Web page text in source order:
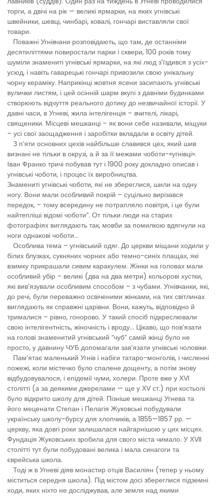
торги, а двічі на рік — великі ярмарки, на яких угнівські
швейники, шевці, чинбарі, ковалі, гончарі виставляли свої
товари.
Поважні Угнівчани розповідають, що там, де останніми
десятиліттями повиростали парки і сквери, 100 років тому
шуміли знамениті угнівські ярмарки, на які люд з’їздився з усіх-
усюд, і навіть гаварецькі гончарі привозили свою унікальну
чорну кераміку. Наприкінці жовтня ясени засипають угнівські
вулички листям, і цей осінній шарм вкупі з давніми будинками
створюють відчуття реального дотику до незвичайної історії. У
давні часи, в Угневі, жила інтелігенція – вчителі, лікарі,
священики. Місцеві мешканці – як вони себе називали, міщуки
– усі свої заощадження і заробітки вкладали в освіту дітей.
З п’яти основних цехів найбільше славився цех, який шив
визнані не тільки в окрузі, а й за її межами чоботи-«угнівці».
Іван Франко тричі побував тут і 1900 року докладно описав і
угнівські чоботи, і процес їх виробництва.
Знамениті угнівські чоботи, які не збереглися, шили на одну
ногу. Вони мали особливий покрій – суцільно вирізався
передок, – тому всередину не потрапляло повітря, і це були
найтепліші відомі чоботи”. От тільки люди на старих
фотографіях виглядають так, мовби за помилкою вдягнули на
ноги однакові чоботи…
Особлива тема – угнівський одяг. До церкви міщани ходили у
білих блузках, сукняних чорних або темно-синіх плащах, які
взимку прикрашали сивим каракулем. Жінки на головах мали
особливий убір – великі (два на два метри) кольорові хустки,
які вив’язували особливим способом – з чубами. Угнівчанки, які,
до речі, були переважно освіченими жінками, на тих світлинах
виглядають як справжні царівни. Вони, кажуть, відповідно й
трималися – рівно, гонорово. У такий спосіб підкреслювали
свою інтелігентність, жіночність і вроду… Цікаво, що пов’язати
на голові знаменитий угнівський “чуб” самій жінці було не
просто, у давнину ЧУБ допомагали зав’язати угнівські чоловіки.
Пам’ятає маленький Угнів і набіги татаро-монголів, і численні
пожежі, коли містечко було спалене дощенту, а потім знову
відбудовувалося, і епідемії чуми, холери. Проте вже у ХVI
столітті (а за деякими джерелами — ще у ХV ст.) при костьолі
було відкрито школу для дітей. Пізніше мешканці Угнева та
його меценати Степан і Пелагія Жуковські побудували
українську школу-бурсу для хлопчиків, а 1855—1857 рр. —
церкву, яка довгі роки залишалася найгарнішою у цих місцях.
Фундація Жуковських зробила для свого міста чимало. У ХVII
столітті тут були побудовані велика і мала синагоги та
єврейська школа.
Тоді ж в Угневі діяв монастир отців Василіян (тепер у ньому
міститься середня школа). Під містом досі збереглися підземні
ходи, яких ніхто не досліджував, але земля над якими